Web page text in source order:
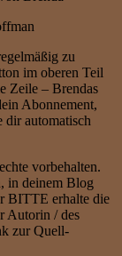
zu
im oberen Teil
Zeile – Brendas
Abonnement,
dir automatisch
vorbehalten.
in deinem Blog
BITTE erhalte die
Autorin / des
zur Quell-